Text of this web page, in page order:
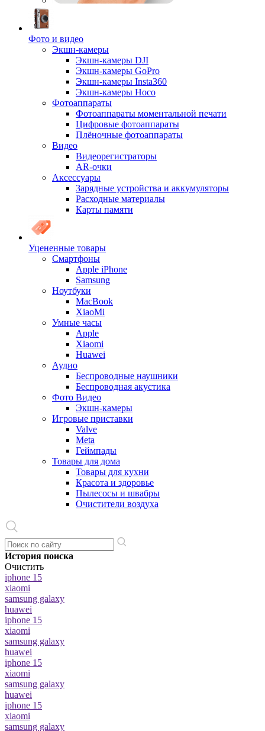
Фото и видео
Экшн-камеры
Экшн-камеры DJI
Экшн-камеры GoPro
Экшн-камеры Insta360
Экшн-камеры Hoco
Фотоаппараты
Фотоаппараты моментальной печати
Цифровые фотоаппараты
Плёночные фотоаппараты
Видео
Видеорегистраторы
AR-очки
Аксессуары
Зарядные устройства и аккумуляторы
Расходные материалы
Карты памяти
Уцененные товары
Cмартфоны
Apple iPhone
Samsung
Ноутбуки
MacBook
XiaoMi
Умные часы
Apple
Xiaomi
Huawei
Аудио
Беспроводные наушники
Беспроводная акустика
Фото Видео
Экшн-камеры
Игровые приставки
Valve
Meta
Геймпады
Товары для дома
Товары для кухни
Красота и здоровье
Пылесосы и швабры
Очистители воздуха
История поиска
Очистить
iphone 15
xiaomi
samsung galaxy
huawei
iphone 15
xiaomi
samsung galaxy
huawei
iphone 15
xiaomi
samsung galaxy
huawei
iphone 15
xiaomi
samsung galaxy